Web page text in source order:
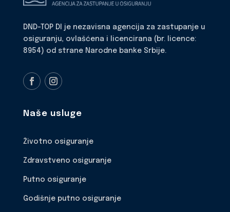
DND-TOP DI je nezavisna agencija za zastupanje u
osiguranju, ovlašćena i licencirana (br. licence:
8954) od strane Narodne banke Srbije.
Naše usluge
Životno osiguranje
Zdravstveno osiguranje
Putno osiguranje
Godišnje putno osiguranje